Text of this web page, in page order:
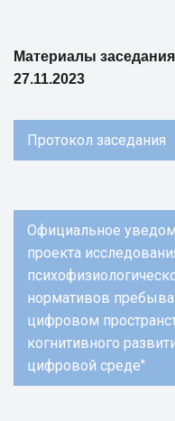
Материалы
27.11.2023
Протокол заседания
Официальное
проекта
нормативов
цифровом
когнитивного
цифровой среде"